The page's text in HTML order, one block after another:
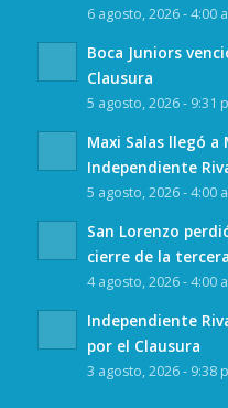
6 agosto, 2026 - 4:00
Boca Juniors
Clausura
5 agosto, 2026 - 9:31
Maxi Salas llegó a
Independiente
5 agosto, 2026 - 4:00
San Lorenzo
cierre de la
4 agosto, 2026 - 4:00
Independiente
por el Clausura
3 agosto, 2026 - 9:38